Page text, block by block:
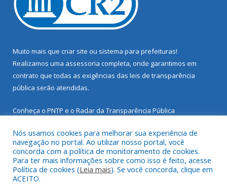
Muito mais que criar site ou sistema para prefeituras!
Realizamos uma assessoria completa, onde garantimos em
contrato que todas as exigências das leis de transparência
pública serão atendidas.
Conheça o PNTP e o Radar da Transparência Pública
Todos os direitos reservados a Prefeitura Municipal de Santarém
Novo.
Nós usamos cookies para melhorar sua experiência de
navegação no portal. Ao utilizar nosso portal, você
concorda com a política de monitoramento de cookies.
Para ter mais informações sobre como isso é feito, acesse
Política de cookies (Leia mais). Se você concorda, clique em
ACEITO.